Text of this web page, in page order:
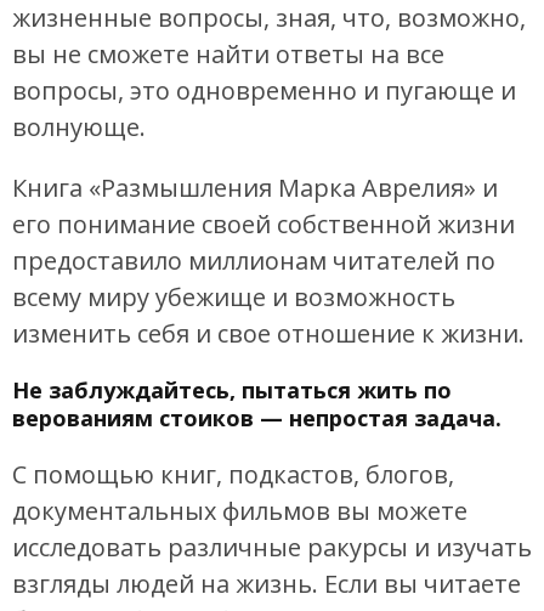
жизненные вопросы, зная, что, возможно,
вы не сможете найти ответы на все
вопросы, это одновременно и пугающе и
волнующе.
Книга «Размышления Марка Аврелия» и
его понимание своей собственной жизни
предоставило миллионам читателей по
всему миру убежище и возможность
изменить себя и свое отношение к жизни.
Не заблуждайтесь, пытаться жить по
верованиям стоиков — непростая задача.
С помощью книг, подкастов, блогов,
документальных фильмов вы можете
исследовать различные ракурсы и изучать
взгляды людей на жизнь. Если вы читаете